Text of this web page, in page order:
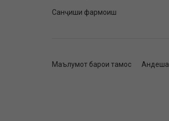
Санҷиши фармоиш
Маълумот барои тамос Андеша